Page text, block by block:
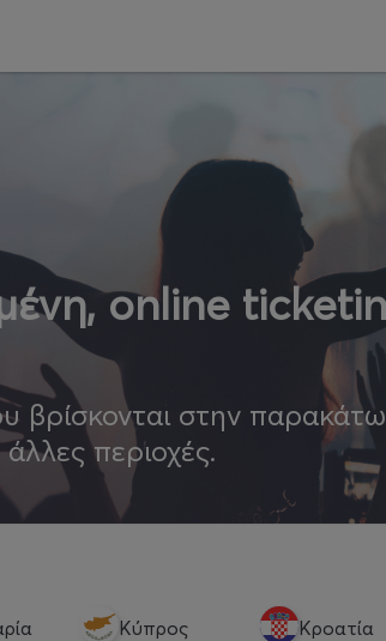
online
βρίσκονται στην παρακάτω
άλλες περιοχές.
Κύπρος Κροατία